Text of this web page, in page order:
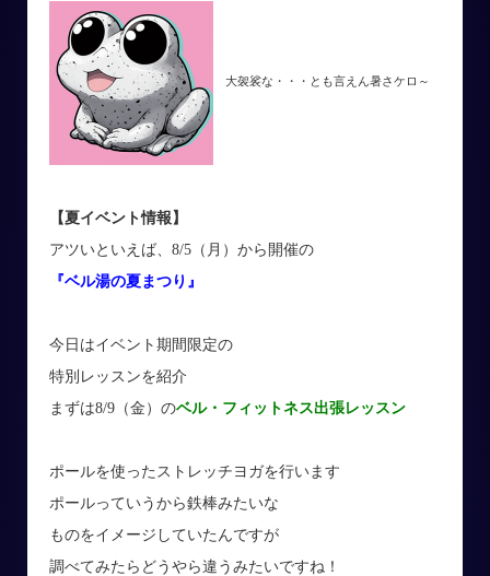
大袈裟な・・・とも言えん暑さケロ～
【夏イベント情報】
アツいといえば、8/5（月）から開催の
『ベル湯の夏まつり』
今日はイベント期間限定の
特別レッスンを紹介
まずは8/9（金）のベル・フィットネス出張レッスン
ポールを使ったストレッチヨガを行います
ポールっていうから鉄棒みたいな
ものをイメージしていたんですが
調べてみたらどうやら違うみたいですね！